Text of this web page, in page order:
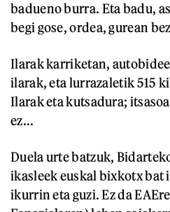
badueno burra. Eta badu,
begi gose, ordea, gurean
Ilarak karriketan,
ilarak, eta lurrazaletik 515
Ilarak eta kutsadura;
ez...
Duela urte batzuk,
ikasleek euskal bixkotx bat
ikurrin eta guzi. Ez da